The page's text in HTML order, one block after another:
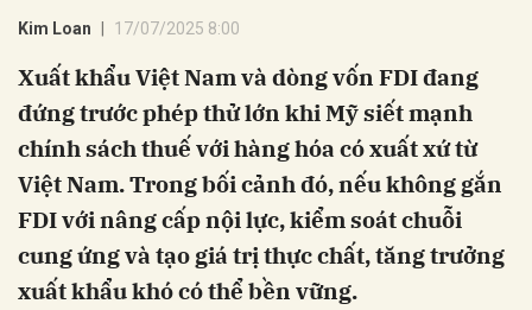
Kim Loan 17/07/2025 8:00
Xuất khẩu Việt Nam và dòng vốn FDI đang
đứng trước phép thử lớn khi Mỹ siết mạnh
chính sách thuế với hàng hóa có xuất xứ từ
Việt Nam. Trong bối cảnh đó, nếu không gắn
FDI với nâng cấp nội lực, kiểm soát chuỗi
cung ứng và tạo giá trị thực chất, tăng trưởng
xuất khẩu khó có thể bền vững.
Hủy